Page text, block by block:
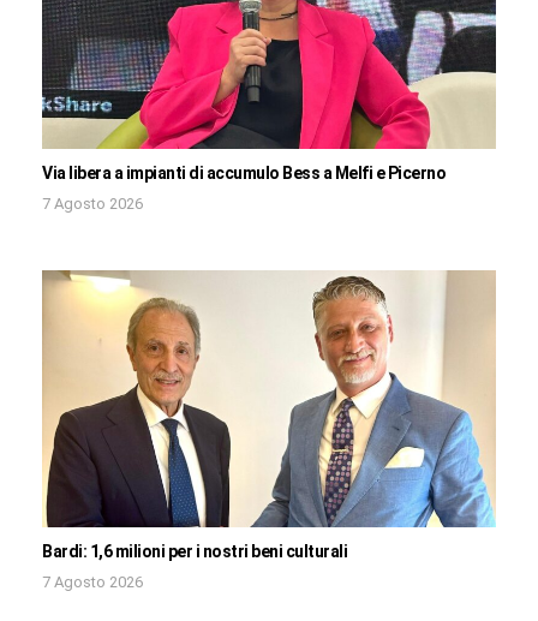
Via libera a impianti di accumulo Bess a Melfi e Picerno
7 Agosto 2026
Bardi: 1,6 milioni per i nostri beni culturali
7 Agosto 2026